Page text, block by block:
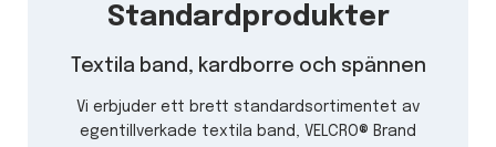
Standardprodukter
Textila band, kardborre och spännen
Vi erbjuder ett brett standardsortimentet av
egentillverkade textila band, VELCRO® Brand